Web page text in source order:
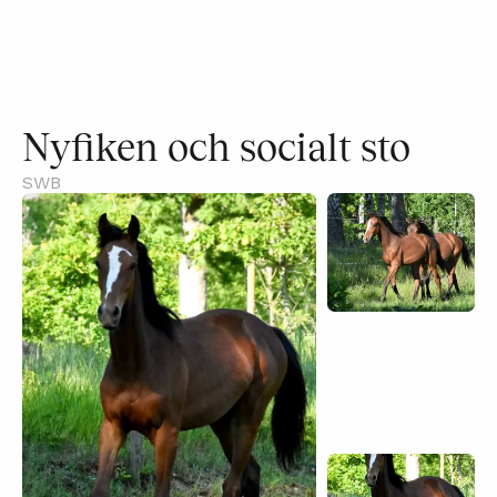
Nyfiken och socialt sto
SWB